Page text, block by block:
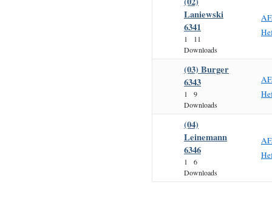
Laniewski
6341
1
11
Downloads
(03) Burger
6343
1
9
Downloads
(04)
Leinemann
6346
1
6
Downloads